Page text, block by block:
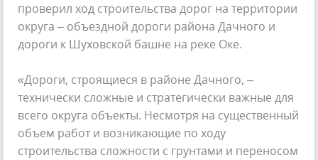
проверил ход строительства дорог на территории
округа – объездной дороги района Дачного и
дороги к Шуховской башне на реке Оке.
«Дороги, строящиеся в районе Дачного, –
технически сложные и стратегически важные для
всего округа объекты. Несмотря на существенный
объем работ и возникающие по ходу
строительства сложности с грунтами и переносом